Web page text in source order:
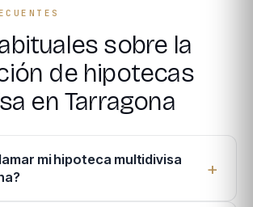
sobre la
de hipotecas
en Tarragona
mi hipoteca multidivisa